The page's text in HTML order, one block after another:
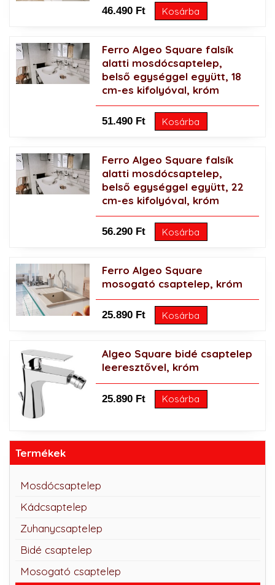
46.490 Ft Kosárba
Ferro Algeo Square falsík
alatti mosdócsaptelep,
belső egységgel együtt, 18
cm-es kifolyóval, króm
51.490 Ft Kosárba
Ferro Algeo Square falsík
alatti mosdócsaptelep,
belső egységgel együtt, 22
cm-es kifolyóval, króm
56.290 Ft Kosárba
Ferro Algeo Square
mosogató csaptelep, króm
25.890 Ft Kosárba
Algeo Square bidé csaptelep
leeresztővel, króm
25.890 Ft Kosárba
Termékek
Mosdócsaptelep
Kádcsaptelep
Zuhanycsaptelep
Bidé csaptelep
Mosogató csaptelep